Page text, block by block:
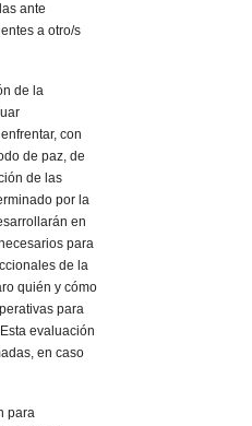
ante
a otro/s
de la
con
de paz, de
de las
por la
en
para
de la
quién y cómo
para
evaluación
en caso
para